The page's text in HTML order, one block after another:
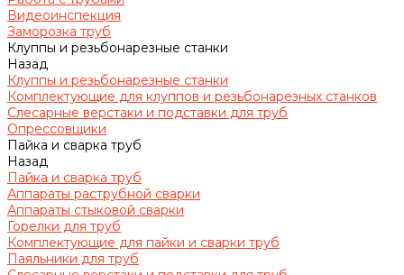
Видеоинспекция
Заморозка труб
Клуппы и резьбонарезные станки
Назад
Клуппы и резьбонарезные станки
Комплектующие для клуппов и резьбонарезных станков
Слесарные верстаки и подставки для труб
Опрессовщики
Пайка и сварка труб
Назад
Пайка и сварка труб
Аппараты раструбной сварки
Аппараты стыковой сварки
Горелки для труб
Комплектующие для пайки и сварки труб
Паяльники для труб